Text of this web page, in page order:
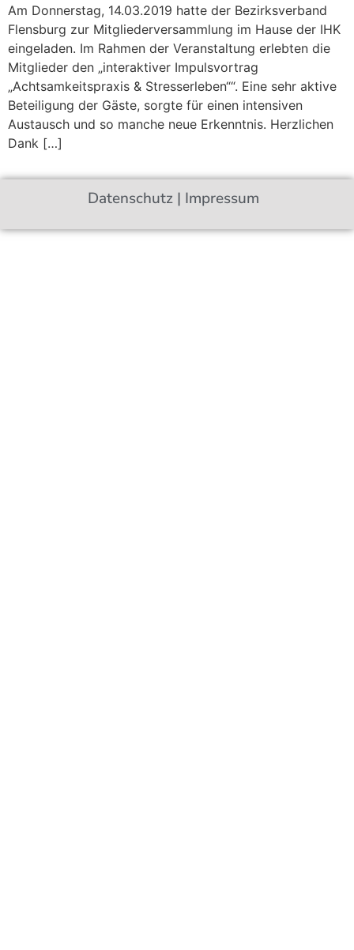
Am Donnerstag, 14.03.2019 hatte der Bezirksverband
Flensburg zur Mitgliederversammlung im Hause der IHK
eingeladen. Im Rahmen der Veranstaltung erlebten die
Mitglieder den „interaktiver Impulsvortrag
„Achtsamkeitspraxis & Stresserleben““. Eine sehr aktive
Beteiligung der Gäste, sorgte für einen intensiven
Austausch und so manche neue Erkenntnis. Herzlichen
Dank […]
Datenschutz| Impressum